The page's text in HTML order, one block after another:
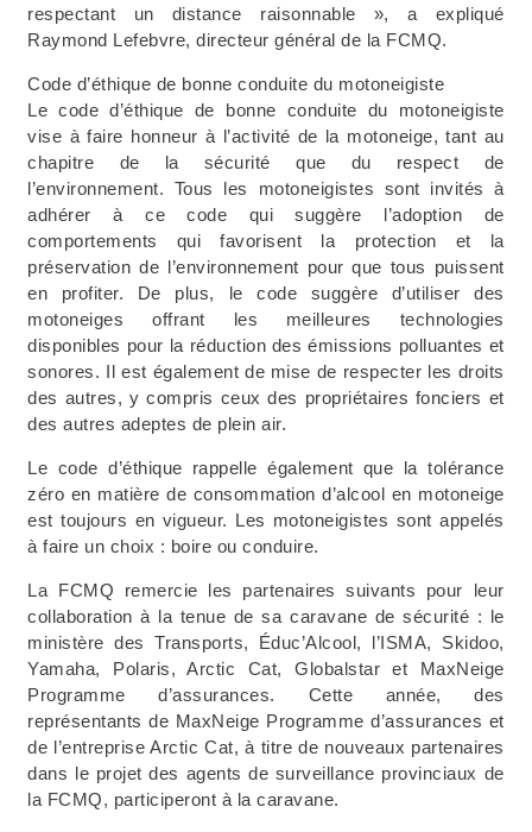
respectant un distance raisonnable », a expliqué
Raymond Lefebvre, directeur général de la FCMQ.
Code d’éthique de bonne conduite du motoneigiste
Le code d’éthique de bonne conduite du motoneigiste
vise à faire honneur à l’activité de la motoneige, tant au
chapitre de la sécurité que du respect de
l’environnement. Tous les motoneigistes sont invités à
adhérer à ce code qui suggère l’adoption de
comportements qui favorisent la protection et la
préservation de l’environnement pour que tous puissent
en profiter. De plus, le code suggère d’utiliser des
motoneiges offrant les meilleures technologies
disponibles pour la réduction des émissions polluantes et
sonores. Il est également de mise de respecter les droits
des autres, y compris ceux des propriétaires fonciers et
des autres adeptes de plein air.
Le code d’éthique rappelle également que la tolérance
zéro en matière de consommation d’alcool en motoneige
est toujours en vigueur. Les motoneigistes sont appelés
à faire un choix : boire ou conduire.
La FCMQ remercie les partenaires suivants pour leur
collaboration à la tenue de sa caravane de sécurité : le
ministère des Transports, Éduc’Alcool, l’ISMA, Skidoo,
Yamaha, Polaris, Arctic Cat, Globalstar et MaxNeige
Programme d’assurances. Cette année, des
représentants de MaxNeige Programme d’assurances et
de l’entreprise Arctic Cat, à titre de nouveaux partenaires
dans le projet des agents de surveillance provinciaux de
la FCMQ, participeront à la caravane.